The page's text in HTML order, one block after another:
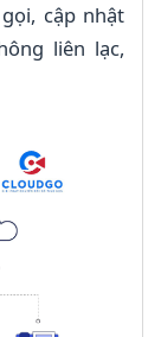
cập nhật
liên lạc,